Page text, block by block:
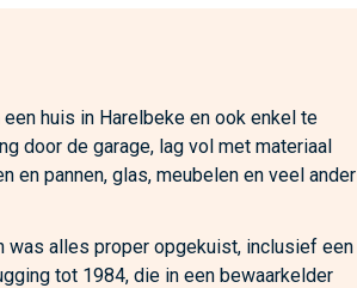
huis in Harelbeke en ook enkel te
door de garage, lag vol met materiaal
en pannen, glas, meubelen en veel ander
was alles proper opgekuist, inclusief een
tot 1984, die in een bewaarkelder